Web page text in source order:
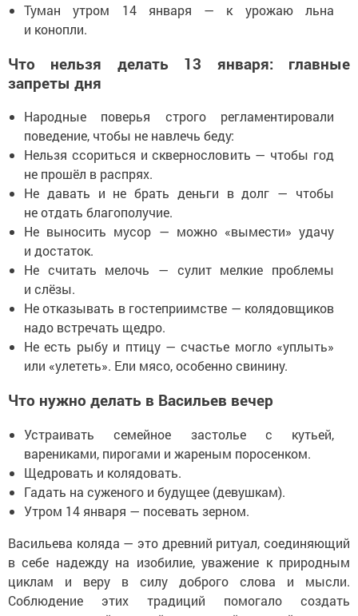
Туман утром 14 января — к урожаю льна
и конопли.
Что нельзя делать 13 января: главные
запреты дня
Народные поверья строго регламентировали
поведение, чтобы не навлечь беду:
Нельзя ссориться и сквернословить — чтобы год
не прошёл в распрях.
Не давать и не брать деньги в долг — чтобы
не отдать благополучие.
Не выносить мусор — можно «вымести» удачу
и достаток.
Не считать мелочь — сулит мелкие проблемы
и слёзы.
Не отказывать в гостеприимстве — колядовщиков
надо встречать щедро.
Не есть рыбу и птицу — счастье могло «уплыть»
или «улететь». Ели мясо, особенно свинину.
Что нужно делать в Васильев вечер
Устраивать семейное застолье с кутьей,
варениками, пирогами и жареным поросенком.
Щедровать и колядовать.
Гадать на суженого и будущее (девушкам).
Утром 14 января — посевать зерном.
Васильева коляда — это древний ритуал, соединяющий
в себе надежду на изобилие, уважение к природным
циклам и веру в силу доброго слова и мысли.
Соблюдение этих традиций помогало создать